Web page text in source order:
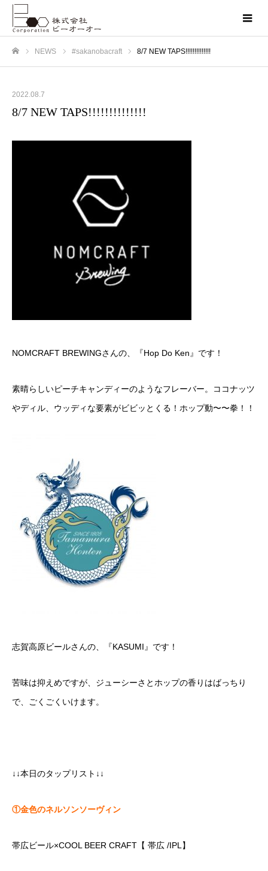
NEWS #sakanobacraft 8/7 NEW TAPS!!!!!!!!!!!!!!
2022.08.7
8/7 NEW TAPS!!!!!!!!!!!!!!
NOMCRAFT BREWINGさんの、『Hop Do Ken』です！
素晴らしいピーチキャンディーのようなフレーバー。ココナッツ
やディル、ウッディな要素がビビッとくる！ホップ動〜〜拳！！
志賀高原ビールさんの、『KASUMI』です！
苦味は抑えめですが、ジューシーさとホップの香りはばっちり
で、ごくごくいけます。
↓↓本日のタップリスト↓↓
①金色のネルソンソーヴィン
帯広ビール×COOL BEER CRAFT【 帯広 /IPL】